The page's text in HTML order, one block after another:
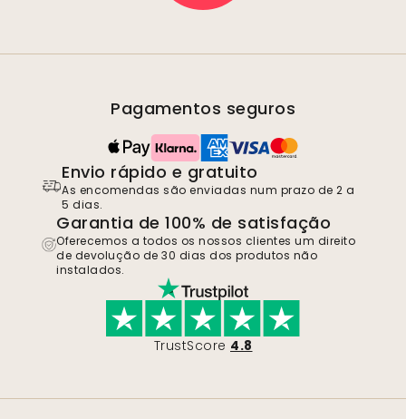
Pagamentos seguros
Envio rápido e gratuito
As encomendas são enviadas num prazo de 2 a
5 dias.
Garantia de 100% de satisfação
Oferecemos a todos os nossos clientes um direito
de devolução de 30 dias dos produtos não
instalados.
TrustScore 4.8